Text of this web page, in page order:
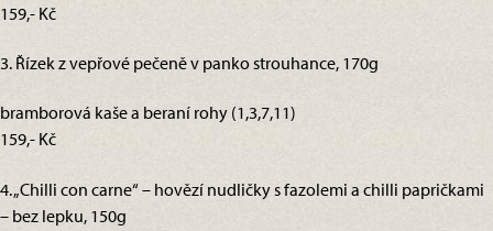
159,- Kč
3. Řízek z vepřové pečeně v panko strouhance, 170g
bramborová kaše a beraní rohy (1,3,7,11)
159,- Kč
4. „Chilli con carne“ – hovězí nudličky s fazolemi a chilli papričkami
– bez lepku, 150g